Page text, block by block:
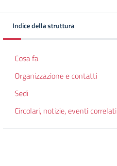
Indice della struttura
Cosa fa
Organizzazione e contatti
Sedi
Circolari, notizie, eventi correlati